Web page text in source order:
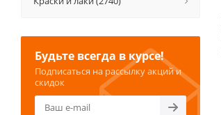
Будьте всегда в курсе!
Подписаться на рассылку акций и
скидок